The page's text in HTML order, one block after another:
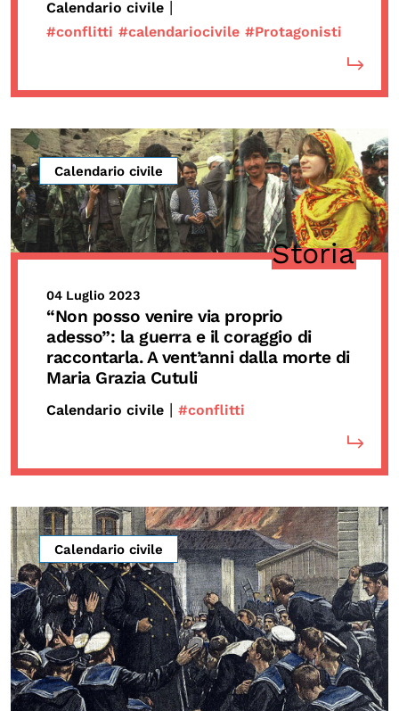
Calendario civile |
#conflitti #calendariocivile #Protagonisti
Calendario civile
Storia
04 Luglio 2023
“Non posso venire via proprio
adesso”: la guerra e il coraggio di
raccontarla. A vent’anni dalla morte di
Maria Grazia Cutuli
Calendario civile | #conflitti
Calendario civile